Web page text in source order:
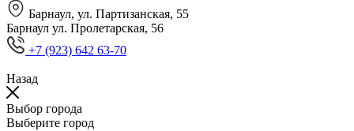
Барнаул, ул. Партизанская, 55
Барнаул ул. Пролетарская, 56
+7 (923) 642 63-70
Назад
Выбор города
Выберите город